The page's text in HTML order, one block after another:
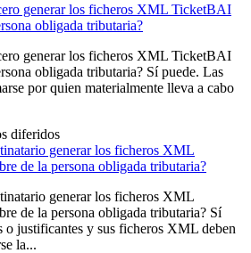
generar los ficheros XML TicketBAI
obligada tributaria?
generar los ficheros XML TicketBAI
obligada tributaria? Sí puede. Las
por quien materialmente lleva a cabo
diferidos
generar los ficheros XML
de la persona obligada tributaria?
generar los ficheros XML
de la persona obligada tributaria? Sí
o justificantes y sus ficheros XML deben
la...